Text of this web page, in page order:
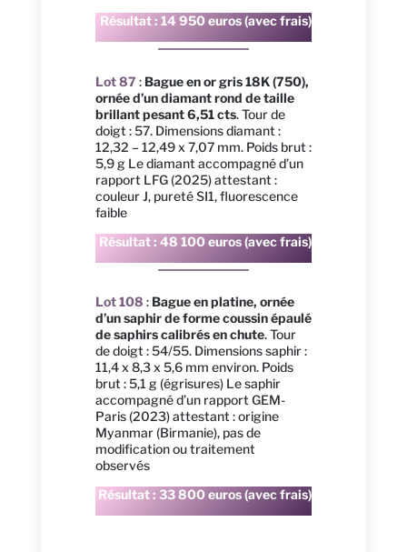
Résultat : 14 950 euros (avec frais)
Lot 87:Bague en or gris 18K (750),
ornée d’un diamant rond de taille
brillant pesant 6,51 cts. Tour de
doigt : 57. Dimensions diamant :
12,32 – 12,49 x 7,07 mm. Poids brut :
5,9 g Le diamant accompagné d’un
rapport LFG (2025) attestant :
couleur J, pureté SI1, fluorescence
faible
Résultat : 48 100 euros (avec frais)
Lot 108 : Bague en platine, ornée
d’un saphir de forme coussin épaulé
de saphirs calibrés en chute. Tour
de doigt : 54/55. Dimensions saphir :
11,4 x 8,3 x 5,6 mm environ. Poids
brut : 5,1 g (égrisures) Le saphir
accompagné d’un rapport GEM-
Paris (2023) attestant : origine
Myanmar (Birmanie), pas de
modification ou traitement
observés
Résultat : 33 800 euros (avec frais)